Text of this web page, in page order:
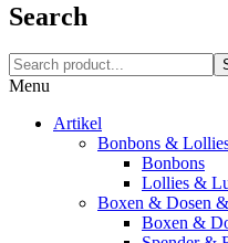
Search
Menu
Artikel
Bonbons &
Bonbons
Lollies &
Boxen & Dosen
Boxen &